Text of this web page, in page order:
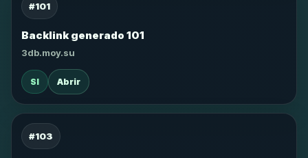
#101
Backlink generado 101
3db.moy.su
SI Abrir
#103